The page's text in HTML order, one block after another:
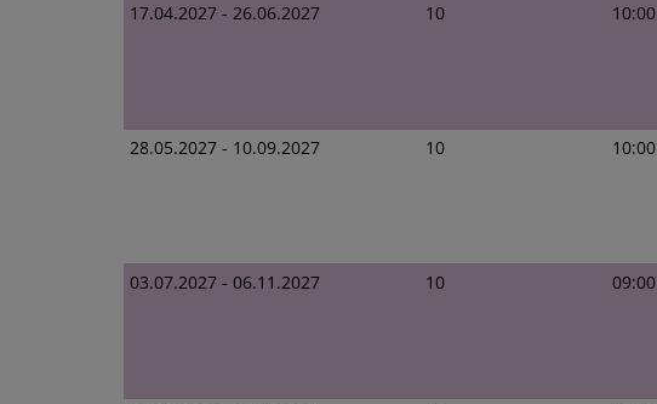
17.04.2027 - 26.06.2027
10 10:00
28.05.2027 - 10.09.2027
10 10:00
03.07.2027 - 06.11.2027
10 09:00